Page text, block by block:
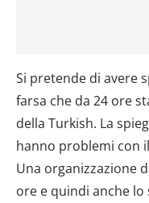
Si pretende di avere
farsa che da 24 ore
della Turkish. La
hanno problemi con il
Una organizzazione
ore e quindi anche lo